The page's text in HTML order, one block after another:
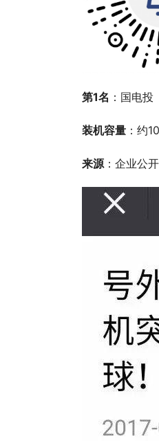
第1名 ：国电投
装机容量 ：约
来源：企业公